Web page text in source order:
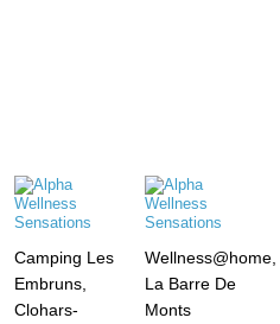
Camping Les
Embruns,
Clohars-
Wellness@home,
La Barre De
Monts